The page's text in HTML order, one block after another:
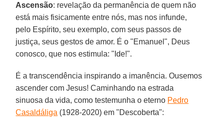
Ascensão: revelação da permanência de quem não
está mais fisicamente entre nós, mas nos infunde,
pelo Espírito, seu exemplo, com seus passos de
justiça, seus gestos de amor. É o "Emanuel", Deus
conosco, que nos estimula: "Ide!".
É a transcendência inspirando a imanência. Ousemos
ascender com Jesus! Caminhando na estrada
sinuosa da vida, como testemunha o eterno Pedro
Casaldáliga (1928-2020) em "Descoberta":